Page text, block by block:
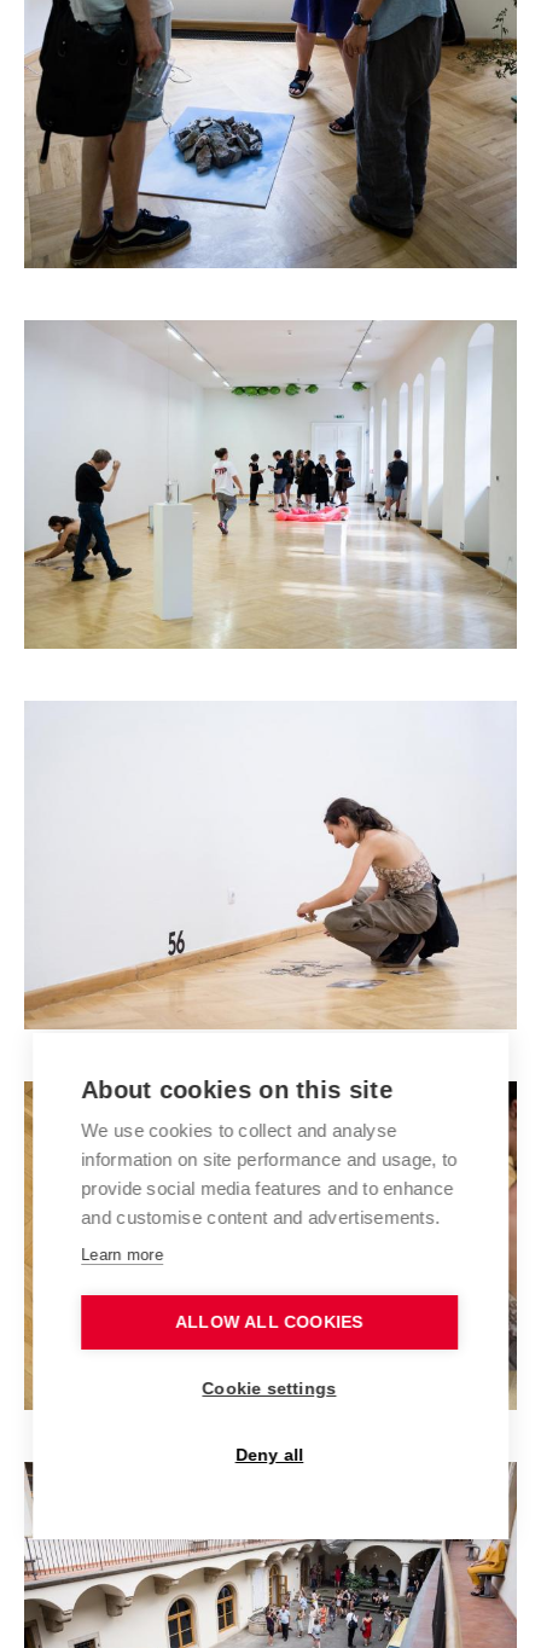
About cookies on this site
We use cookies to collect and analyse
information on site performance and usage, to
provide social media features and to enhance
and customise content and advertisements.
Learn more
ALLOW ALL COOKIES
Cookie settings
Deny all